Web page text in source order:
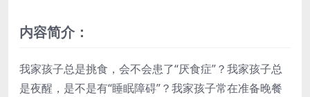
内容简介：
我家孩子总是挑食，会不会患了“厌食症”？我家孩子总
是夜醒，是不是有“睡眠障碍”？我家孩子常在准备晚餐